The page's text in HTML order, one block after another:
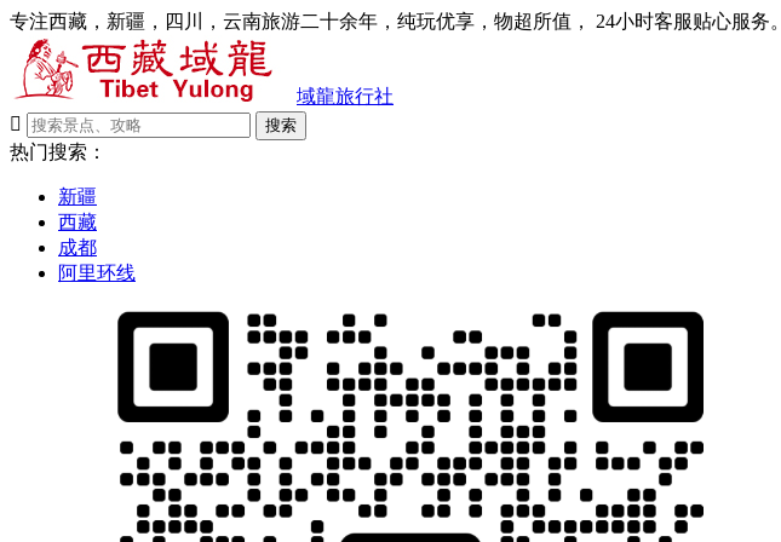
专注西藏，新疆，四川，云南旅游二十余年，纯玩优享，物超所值， 24小时客服贴心服务。
域龍旅行社

搜索
热门搜索：
新疆
西藏
成都
阿里环线